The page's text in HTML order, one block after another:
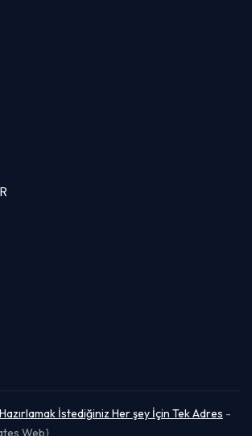
Hazırlamak İstediğiniz Her şey İçin Tek Adres -
Web}